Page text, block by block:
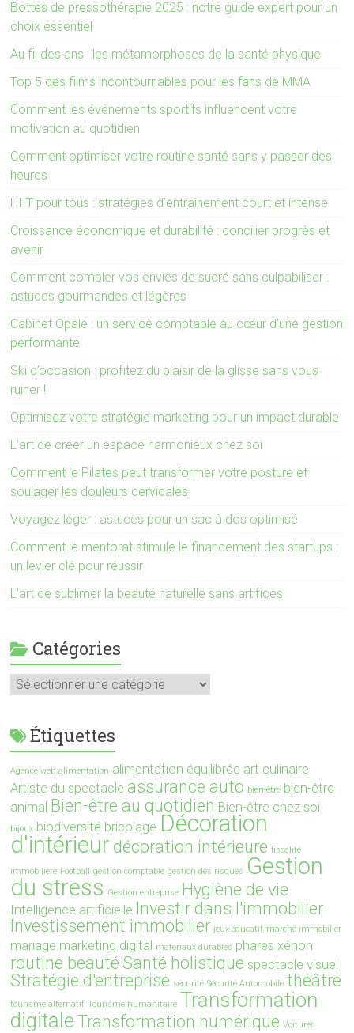
Bottes de pressothérapie 2025 : notre guide expert pour un
choix essentiel
Au fil des ans : les métamorphoses de la santé physique
Top 5 des films incontournables pour les fans de MMA
Comment les événements sportifs influencent votre
motivation au quotidien
Comment optimiser votre routine santé sans y passer des
heures
HIIT pour tous : stratégies d’entraînement court et intense
Croissance économique et durabilité : concilier progrès et
avenir
Comment combler vos envies de sucré sans culpabiliser :
astuces gourmandes et légères
Cabinet Opale : un service comptable au cœur d’une gestion
performante
Ski d’occasion : profitez du plaisir de la glisse sans vous
ruiner !
Optimisez votre stratégie marketing pour un impact durable
L’art de créer un espace harmonieux chez soi
Comment le Pilates peut transformer votre posture et
soulager les douleurs cervicales
Voyagez léger : astuces pour un sac à dos optimisé
Comment le mentorat stimule le financement des startups :
un levier clé pour réussir
L’art de sublimer la beauté naturelle sans artifices
Catégories
Catégories
Étiquettes
Agence web alimentation alimentation équilibrée art culinaire
Artiste du spectacle assurance auto bien-être bien-être
animal Bien-être au quotidien Bien-être chez soi
bijoux biodiversité bricolage Décoration
d'intérieur décoration intérieure fiscalité
immobilière Football gestion comptable gestion des risques Gestion
du stress Gestion entreprise Hygiène de vie
Intelligence artificielle Investir dans l'immobilier
Investissement immobilier jeux éducatif marché immobilier
mariage marketing digital matériaux durables phares xénon
routine beauté Santé holistique spectacle visuel
Stratégie d'entreprise sécurité Sécurité Automobile théâtre
tourisme alternatif Tourisme humanitaire Transformation
digitale Transformation numérique Voitures